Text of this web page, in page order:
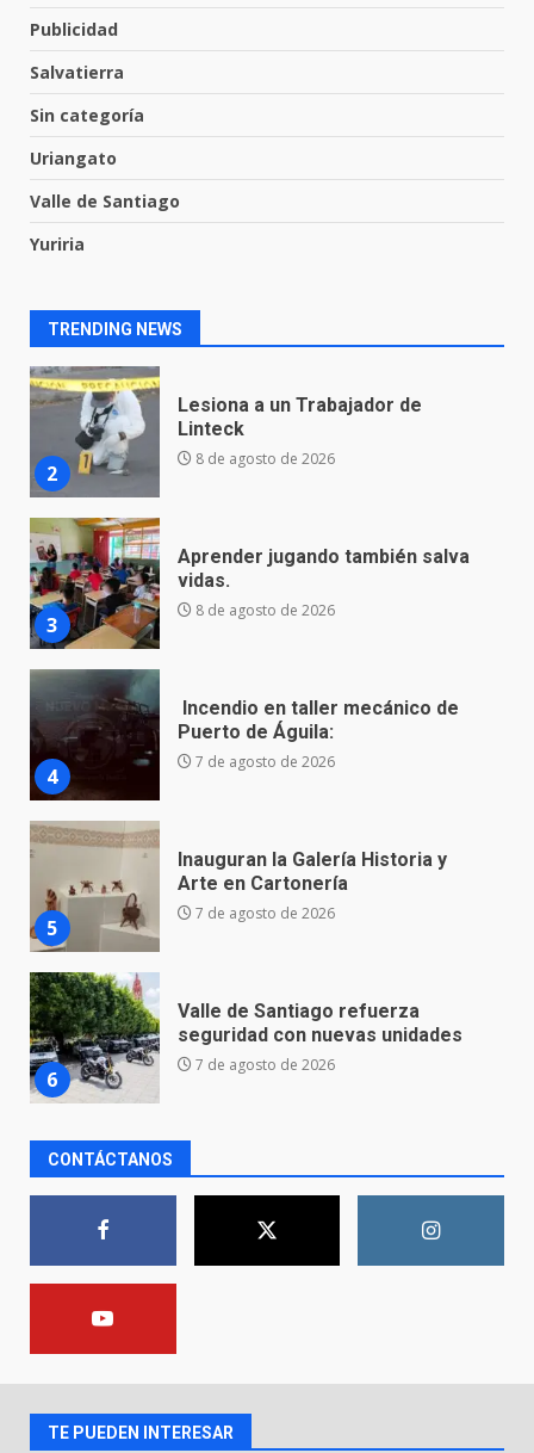
Publicidad
Salvatierra
Sin categoría
Uriangato
Valle de Santiago
Yuriria
TRENDING NEWS
7
6 de agosto de 2026
1
En consultorio médico lesiona a
2
8 de agosto de 2026
3
Aprender jugando también salva
vidas.
8 de agosto de 2026
4
Incendio en taller mecánico de
Puerto de Águila:
7 de agosto de 2026
5
Inauguran la Galería Historia y
Arte en Cartonería
7 de agosto de 2026
6
Valle de Santiago refuerza
seguridad con nuevas unidades
7 de agosto de 2026
7
Los Pastores: tradición que
resiste al paso del tiempo
6 de agosto de 2026
8 de agosto de 2026
2
CONTÁCTANOS
TE PUEDEN INTERESAR